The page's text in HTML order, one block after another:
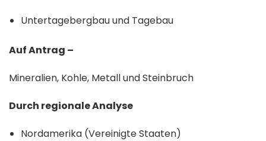
Untertagebergbau und Tagebau
Auf Antrag –
Mineralien, Kohle, Metall und Steinbruch
Durch regionale Analyse
Nordamerika (Vereinigte Staaten)